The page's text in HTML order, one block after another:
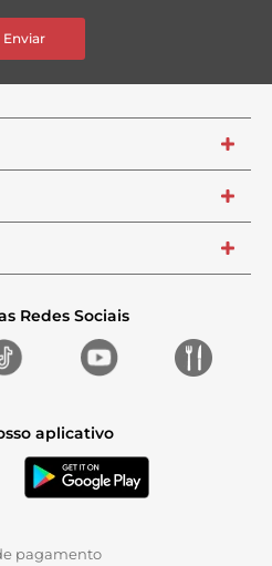
Enviar
+
+
+
Redes Sociais
aplicativo
pagamento